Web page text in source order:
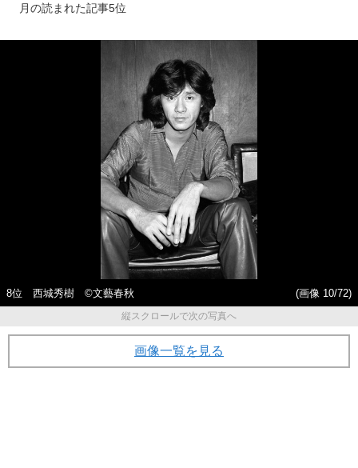
月の読まれた記事5位
8位 西城秀樹 ©文藝春秋
(画像 10/72)
縦スクロールで次の写真へ
画像一覧を見る